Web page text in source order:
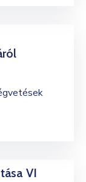
VI